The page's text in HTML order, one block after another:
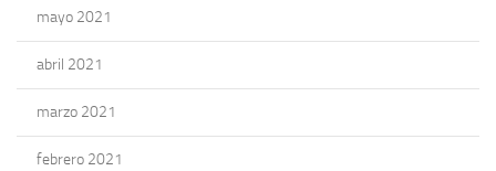
mayo 2021
abril 2021
marzo 2021
febrero 2021